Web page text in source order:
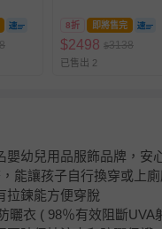
霸
紛紅鶴
_JJH3980+繽紛紅
鶴_JJH3981
8折 即將售完
$2498 $3138
已售出 2
嬰幼兒用品服飾品牌，安
能讓孩子自行換穿或上廁
拉鍊能方便穿脫
曬衣 ( 98％有效阻斷UVA